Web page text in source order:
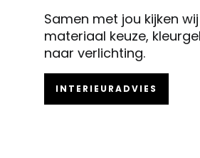
Samen met jou kijken
materiaal keuze,
naar verlichting.
INTERIEURADVIES